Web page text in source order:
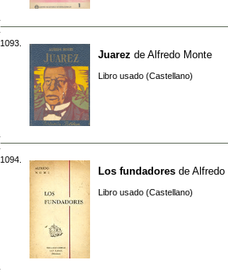
1093.
Juarez de Alfredo Monte
Libro usado (Castellano)
1094.
Los fundadores de Alfredo
Libro usado (Castellano)